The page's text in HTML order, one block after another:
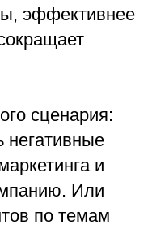
эффективнее
сценария:
негативные
и
Или
по темам